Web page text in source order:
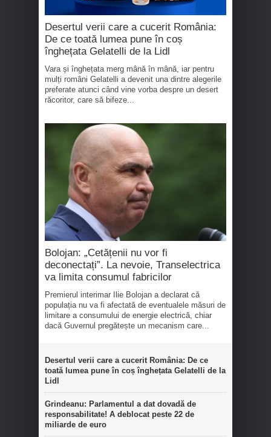
Desertul verii care a cucerit România:
De ce toată lumea pune în coș
înghețata Gelatelli de la Lidl
Vara și înghețata merg mână în mână, iar pentru
mulți români Gelatelli a devenit una dintre alegerile
preferate atunci când vine vorba despre un desert
răcoritor, care să bifeze...
Bolojan: „Cetățenii nu vor fi
deconectați”. La nevoie, Transelectrica
va limita consumul fabricilor
Premierul interimar Ilie Bolojan a declarat că
populația nu va fi afectată de eventualele măsuri de
limitare a consumului de energie electrică, chiar
dacă Guvernul pregătește un mecanism care...
Desertul verii care a cucerit România: De ce
toată lumea pune în coș înghețata Gelatelli de la
Lidl
Grindeanu: Parlamentul a dat dovadă de
responsabilitate! A deblocat peste 22 de
miliarde de euro